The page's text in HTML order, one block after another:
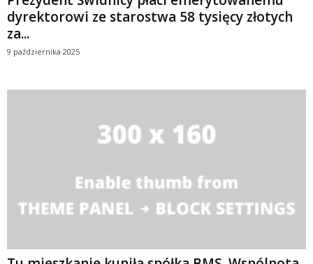
dyrektorowi ze starostwa 58 tysięcy złotych
za...
9 października 2025